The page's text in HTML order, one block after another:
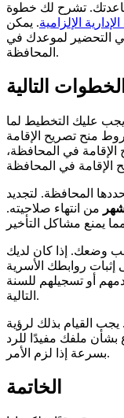
تشرح لك خطوة
الإلزامية. يمكن
التحضير لموعدك في
المحافظة.
التالية
عليك التخطيط لما
منح تصريح الإقامة
في المحافظة،
المحافظة. لتجديد
من انتهاء صلاحيته.
وضعك. إذا كان لديك
روابطك الأسرية
أو تسجيلهم للسنة
التالية.
القيام بذلك لرؤية
ملفك مفيدًا للرد
بسرعة إذا لزم الأمر.
الخاتمة